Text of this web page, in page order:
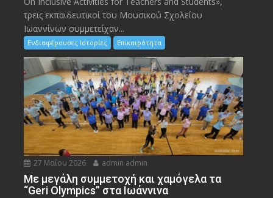
τρεις εκπαιδευτικοί του Μουσικού Σχολείου
Ιωαννίνων συμμετείχαν...
Ενδιαφέρουσες Ιστορίες Επικαιρότητα
27 Μαΐου 2026 admin admin
Με μεγάλη συμμετοχή και χαμόγελα τα
“Geri Olympics” στα Ιωάννινα